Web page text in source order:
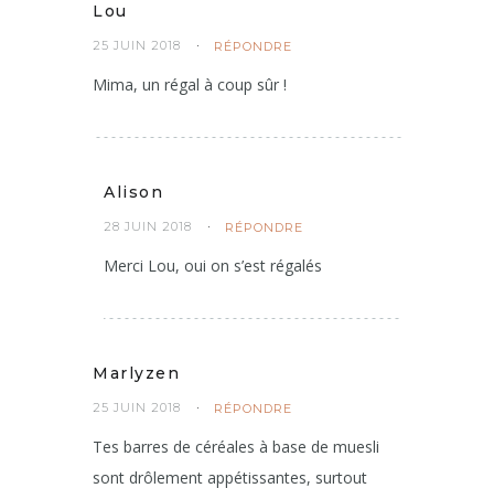
Lou
25 JUIN 2018 RÉPONDRE
Mima, un régal à coup sûr !
Alison
28 JUIN 2018 RÉPONDRE
Merci Lou, oui on s’est régalés
Marlyzen
25 JUIN 2018 RÉPONDRE
Tes barres de céréales à base de muesli
sont drôlement appétissantes, surtout